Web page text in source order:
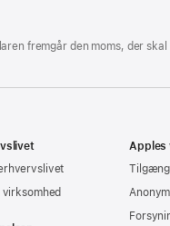
fremgår den moms, der
virksomhed